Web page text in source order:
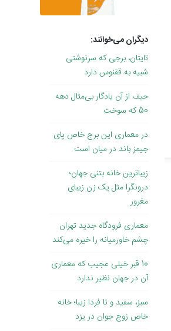
دیگران می‌خوانند:
تایتان، برجی که سرنوشتی
شبیه به ققنوس دارد
حیف از آن یادگار بی‌مثال دهه
50 که سوخت
در معماری این برج خاص پای
جیمز باند در میان است
زیباترین خانه بتنی جهان؛
درونگرا مثل یک زن زیبای
مغرور
معماری فرودگاه جدید تهران
چشم خاورمیانه را خیره می‌کند
10 قبر خیلی عجیب که معماری
آن در جهان نظیر ندارد
سبز، سفید و تا فردا زیبا؛ خانه
خاص زوج جوان در یزد